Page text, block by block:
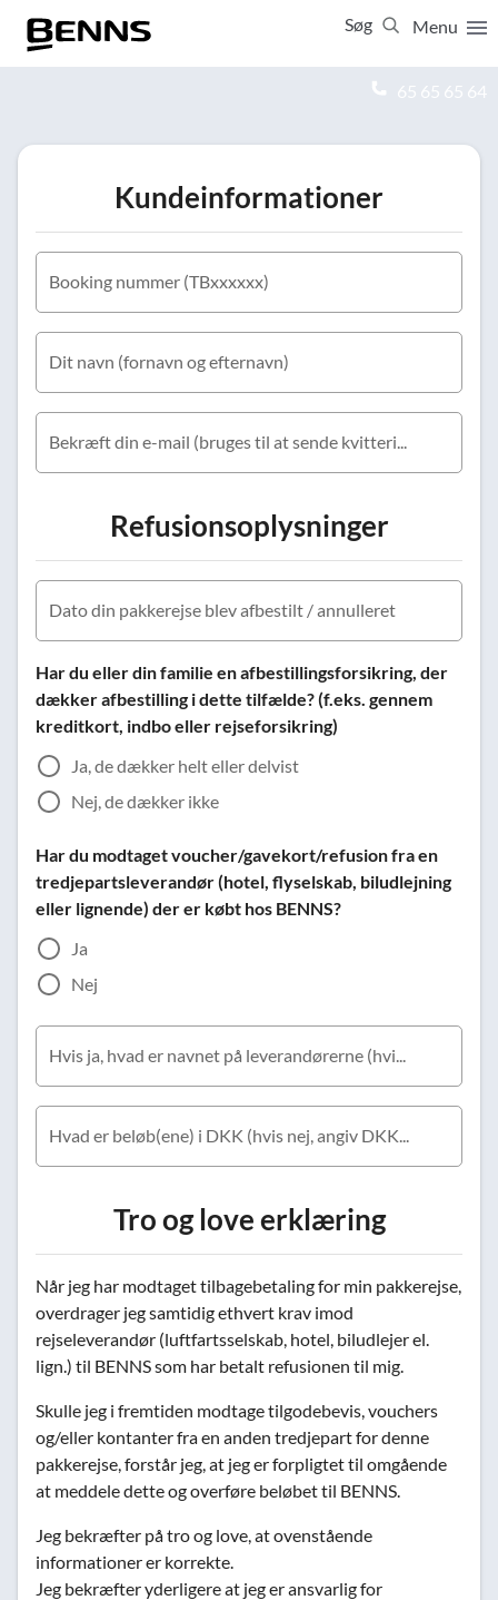
Menu
Søg
65 65 65 64
Kundeinformationer
Booking nummer (TBxxxxxx)
Dit navn (fornavn og efternavn)
Bekræft din e-mail (bruges til at sende kvittering for modtagelsen)
Refusionsoplysninger
Dato din pakkerejse blev afbestilt / annulleret
Har du eller din familie en afbestillingsforsikring, der
dækker afbestilling i dette tilfælde? (f.eks. gennem
kreditkort, indbo eller rejseforsikring)
Ja, de dækker helt eller delvist
Nej, de dækker ikke
Har du modtaget voucher/gavekort/refusion fra en
tredjepartsleverandør (hotel, flyselskab, biludlejning
eller lignende) der er købt hos BENNS?
Ja
Nej
Hvis ja, hvad er navnet på leverandørerne (hvis nej, angiv "n/a")
Hvad er beløb(ene) i DKK (hvis nej, angiv DKK "0")
Tro og love erklæring
Når jeg har modtaget tilbagebetaling for min pakkerejse,
overdrager jeg samtidig ethvert krav imod
rejseleverandør (luftfartsselskab, hotel, biludlejer el.
lign.) til BENNS som har betalt refusionen til mig.
Skulle jeg i fremtiden modtage tilgodebevis, vouchers
og/eller kontanter fra en anden tredjepart for denne
pakkerejse, forstår jeg, at jeg er forpligtet til omgående
at meddele dette og overføre beløbet til BENNS.
Jeg bekræfter på tro og love, at ovenstående
informationer er korrekte.
Jeg bekræfter yderligere at jeg er ansvarlig for
Luk
Firma- og temarejser
Studierejser